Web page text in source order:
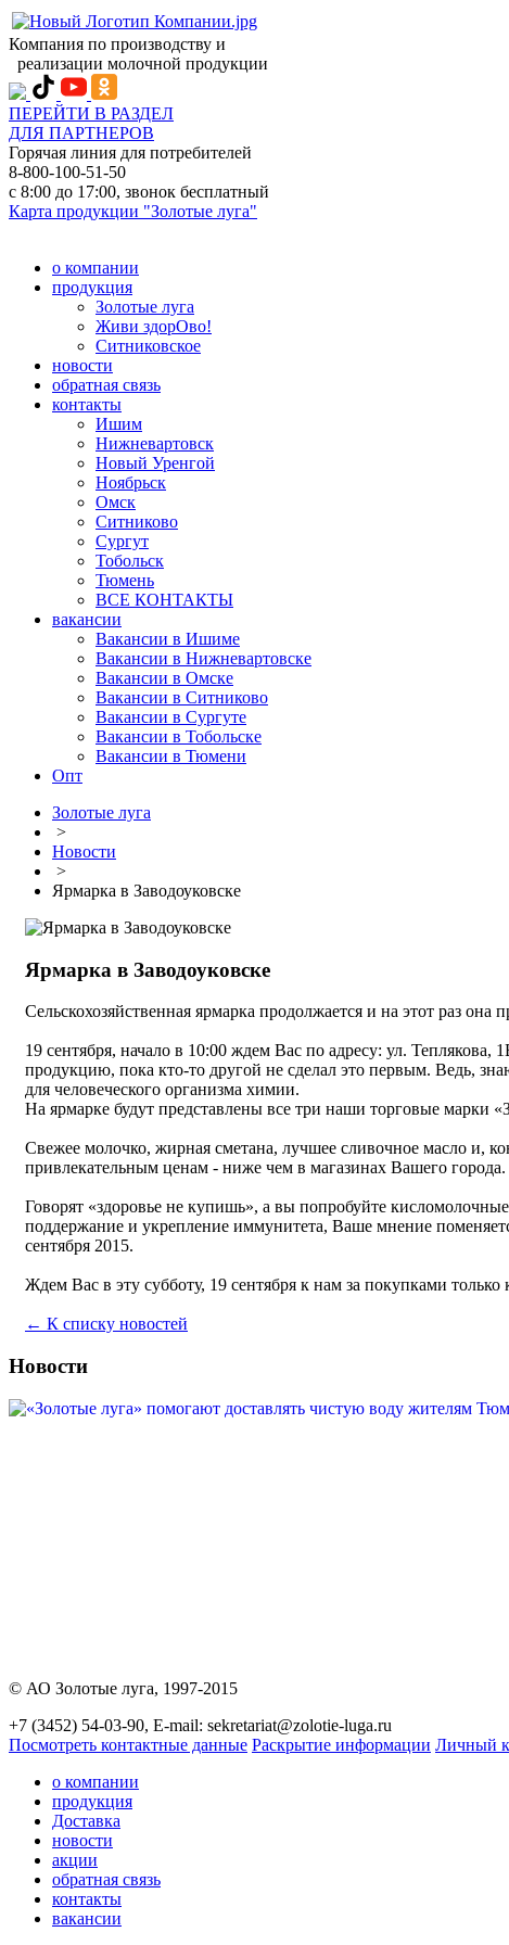
Компания по производству и
реализации молочной продукции
ПЕРЕЙТИ В РАЗДЕЛ
ДЛЯ ПАРТНЕРОВ
Горячая линия для потребителей
8-800-100-51-50
с 8:00 до 17:00, звонок бесплатный
Карта продукции "Золотые луга"
о компании
продукция
Золотые луга
Живи здорОво!
Ситниковское
новости
обратная связь
контакты
Ишим
Нижневартовск
Новый Уренгой
Ноябрьск
Омск
Ситниково
Сургут
Тобольск
Тюмень
ВСЕ КОНТАКТЫ
вакансии
Вакансии в Ишиме
Вакансии в Нижневартовске
Вакансии в Омске
Вакансии в Ситниково
Вакансии в Сургуте
Вакансии в Тобольске
Вакансии в Тюмени
Опт
Золотые луга
>
Новости
>
Ярмарка в Заводоуковске
Ярмарка в Заводоуковске
Сельскохозяйственная ярмарка продолжается и на этот раз она
19 сентября, начало в 10:00 ждем Вас по адресу: ул.
продукцию, пока кто-то другой не сделал это первым. Ведь,
для человеческого организма химии.
На ярмарке будут представлены все три наши торговые марки
Свежее молочко, жирная сметана, лучшее сливочное масло и,
привлекательным ценам - ниже чем в магазинах Вашего города.
Говорят «здоровье не купишь», а вы попробуйте
поддержание и укрепление иммунитета, Ваше мнение
сентября 2015.
Ждем Вас в эту субботу, 19 сентября к нам за покупками
← К списку новостей
Новости
© АО Золотые луга, 1997-2015
+7 (3452) 54-03-90, E-mail: sekretariat@zolotie-luga.ru
Посмотреть контактные данные Раскрытие информации Личный
о компании
продукция
Доставка
новости
акции
обратная связь
контакты
вакансии